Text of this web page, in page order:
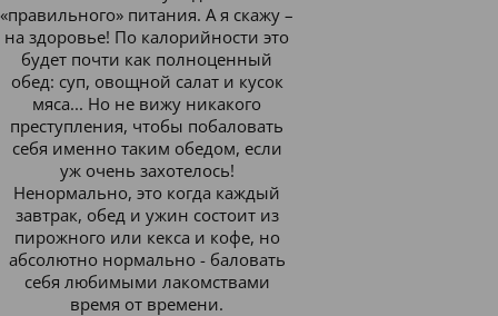
«правильного» питания. А я скажу –
на здоровье! По калорийности это
будет почти как полноценный
обед: суп, овощной салат и кусок
мяса... Но не вижу никакого
преступления, чтобы побаловать
себя именно таким обедом, если
уж очень захотелось!
Ненормально, это когда каждый
завтрак, обед и ужин состоит из
пирожного или кекса и кофе, но
абсолютно нормально - баловать
себя любимыми лакомствами
время от времени.